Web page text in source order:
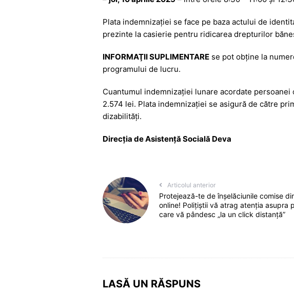
Plata indemnizaţiei se face pe baza actului de
prezinte la casierie pentru ridicarea drepturilor
INFORMAŢII SUPLIMENTAREse pot obţine la
programului de lucru.
Cuantumul indemnizației lunare acordate
2.574 lei. Plata indemnizaţiei se asigură de către
dizabilităţi.
Direcţia de Asistenţă Socială Deva
Articolul anterior
Protejează-te de înșelăciunile comise
online! Polițiștii vă atrag atenția asupra
care vă pândesc „la un click distanță”
LASĂ UN RĂSPUNS